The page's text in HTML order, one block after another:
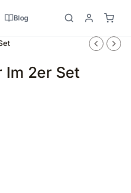
Blog
Im 2er Set